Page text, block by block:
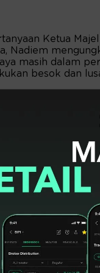
Ketua
Nadiem
masih dalam
besok dan
ini hanya
pemulihan
selesai. Namun,
menjalani